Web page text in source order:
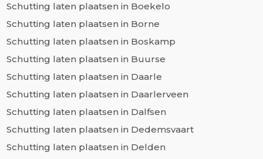
Schutting laten plaatsen in Boekelo
Schutting laten plaatsen in Borne
Schutting laten plaatsen in Boskamp
Schutting laten plaatsen in Buurse
Schutting laten plaatsen in Daarle
Schutting laten plaatsen in Daarlerveen
Schutting laten plaatsen in Dalfsen
Schutting laten plaatsen in Dedemsvaart
Schutting laten plaatsen in Delden